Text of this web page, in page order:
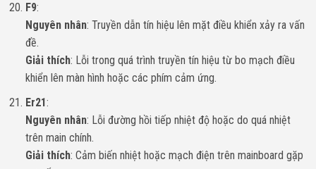
F9:
Nguyên nhân: Truyền dẫn tín hiệu lên mặt điều khiển xảy ra vấn
đề.
Giải thích: Lỗi trong quá trình truyền tín hiệu từ bo mạch điều
khiển lên màn hình hoặc các phím cảm ứng.
Er21:
Nguyên nhân: Lỗi đường hồi tiếp nhiệt độ hoặc do quá nhiệt
trên main chính.
Giải thích: Cảm biến nhiệt hoặc mạch điện trên mainboard gặp